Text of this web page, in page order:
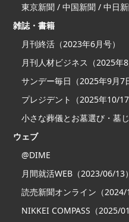
東京新聞 / 中国新聞 / 中日
雑誌・書籍
月刊終活（2023年6月号）
月刊人材ビジネス（2025年8
サンデー毎日（2025年9月7
プレジデント（2025年10/17
小さな葬儀とお墓選び・墓
ウェブ
@DIME
月間就活WEB（2023/06/13）
読売新聞オンライン（2024/
NIKKEI COMPASS（2025/